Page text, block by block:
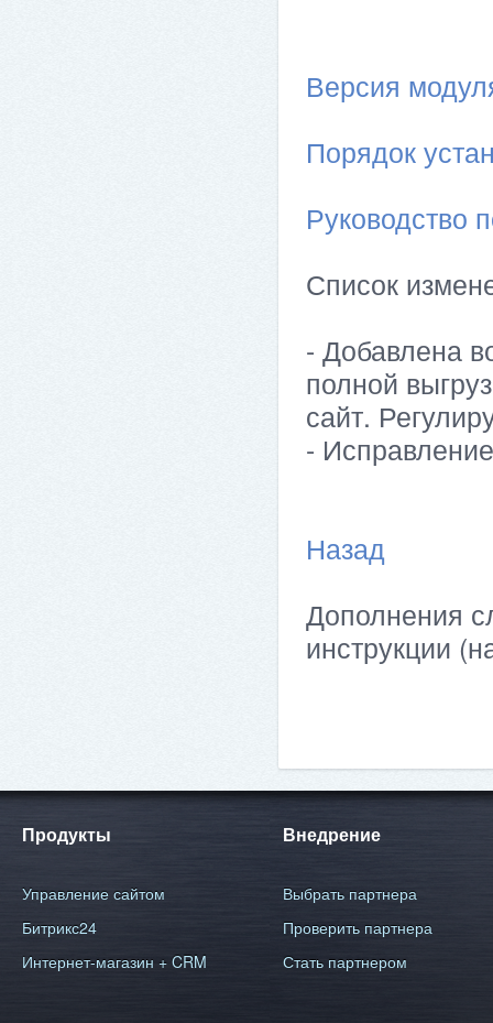
Версия
Порядок
Руководство
Список
- Добавлена
полной
сайт.
-
Назад
Дополнения
инструкции
Продукты
Управление сайтом
Битрикс24
Интернет-магазин + CRM
Внедрение
Выбрать партнера
Проверить партнера
Стать партнером